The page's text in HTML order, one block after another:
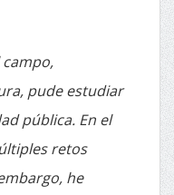
pude estudiar
pública. En el
retos
he